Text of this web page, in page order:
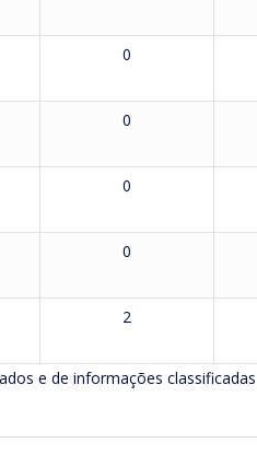
0
0
0
0
2
e de informações